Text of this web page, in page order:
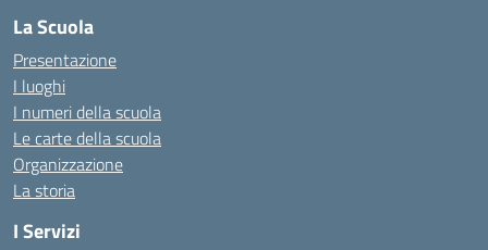
La Scuola
Presentazione
I luoghi
I numeri della scuola
Le carte della scuola
Organizzazione
La storia
I Servizi